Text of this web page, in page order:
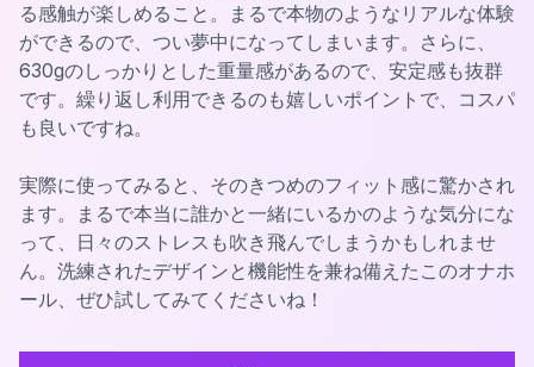
る感触が楽しめること。まるで本物のようなリアルな体験
ができるので、つい夢中になってしまいます。さらに、
630gのしっかりとした重量感があるので、安定感も抜群
です。繰り返し利用できるのも嬉しいポイントで、コスパ
も良いですね。
実際に使ってみると、そのきつめのフィット感に驚かされ
ます。まるで本当に誰かと一緒にいるかのような気分にな
って、日々のストレスも吹き飛んでしまうかもしれませ
ん。洗練されたデザインと機能性を兼ね備えたこのオナホ
ール、ぜひ試してみてくださいね！